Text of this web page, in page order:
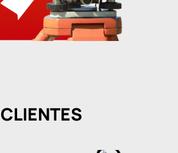
CLIENTES